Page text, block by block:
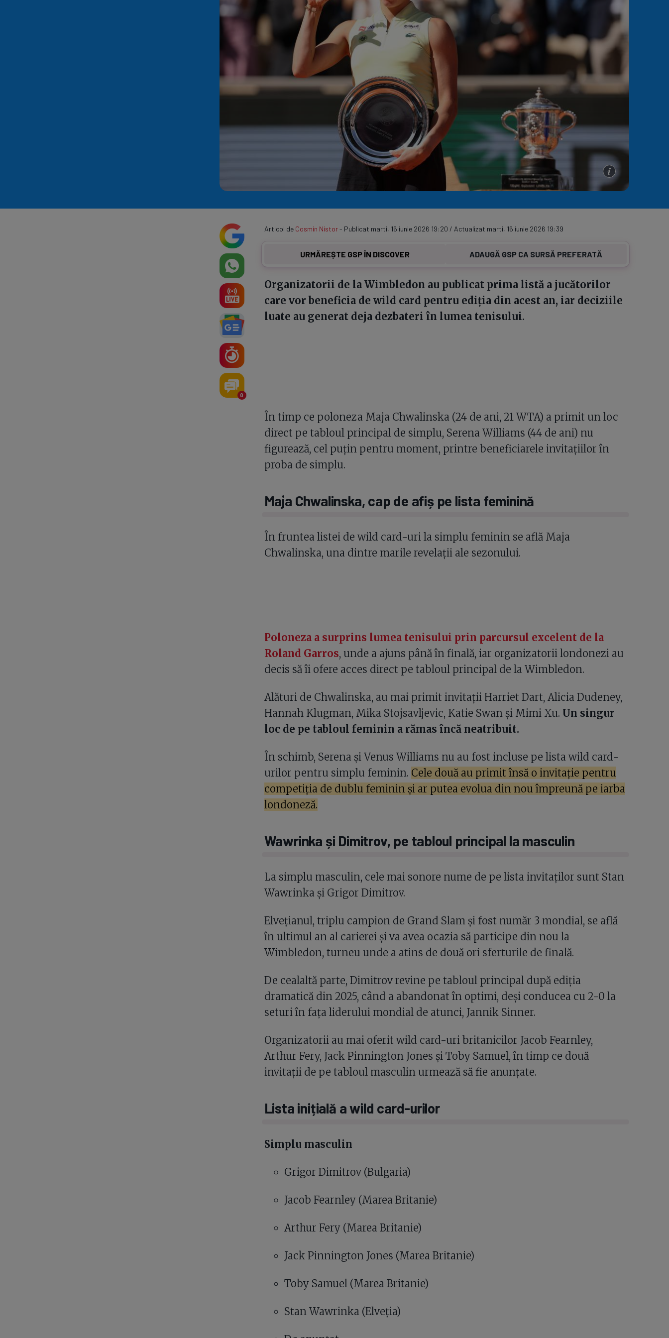
Serie A
Echipe Clasament
Program TV
0
Articol de Cosmin Nistor- Publicat marti, 16 iunie 2026 19:20 / Actualizat marti, 16 iunie 2026 19:39
URMĂREȘTE GSP ÎN DISCOVER ADAUGĂ GSP CA SURSĂ PREFERATĂ
Organizatorii de la Wimbledon au publicat prima listă a jucătorilor
care vor beneficia de wild card pentru ediția din acest an, iar deciziile
luate au generat deja dezbateri în lumea tenisului.
În timp ce poloneza Maja Chwalinska (24 de ani, 21 WTA) a primit un loc
direct pe tabloul principal de simplu, Serena Williams (44 de ani) nu
figurează, cel puțin pentru moment, printre beneficiarele invitațiilor în
proba de simplu.
Maja Chwalinska, cap de afiș pe lista feminină
În fruntea listei de wild card-uri la simplu feminin se află Maja
Chwalinska, una dintre marile revelații ale sezonului.
Poloneza a surprins lumea tenisului prin parcursul excelent de la
Roland Garros, unde a ajuns până în finală, iar organizatorii londonezi au
decis să îi ofere acces direct pe tabloul principal de la Wimbledon.
Alături de Chwalinska, au mai primit invitații Harriet Dart, Alicia Dudeney,
Hannah Klugman, Mika Stojsavljevic, Katie Swan și Mimi Xu. Un singur
loc de pe tabloul feminin a rămas încă neatribuit.
În schimb, Serena și Venus Williams nu au fost incluse pe lista wild card-
urilor pentru simplu feminin. Cele două au primit însă o invitație pentru
competiția de dublu feminin și ar putea evolua din nou împreună pe iarba
londoneză.
Wawrinka și Dimitrov, pe tabloul principal la masculin
La simplu masculin, cele mai sonore nume de pe lista invitaților sunt Stan
Wawrinka și Grigor Dimitrov.
Elvețianul, triplu campion de Grand Slam și fost număr 3 mondial, se află
în ultimul an al carierei și va avea ocazia să participe din nou la
Wimbledon, turneu unde a atins de două ori sferturile de finală.
De cealaltă parte, Dimitrov revine pe tabloul principal după ediția
dramatică din 2025, când a abandonat în optimi, deși conducea cu 2-0 la
seturi în fața liderului mondial de atunci, Jannik Sinner.
Organizatorii au mai oferit wild card-uri britanicilor Jacob Fearnley,
Arthur Fery, Jack Pinnington Jones și Toby Samuel, în timp ce două
invitații de pe tabloul masculin urmează să fie anunțate.
Lista inițială a wild card-urilor
Simplu masculin
Grigor Dimitrov (Bulgaria)
Jacob Fearnley (Marea Britanie)
Arthur Fery (Marea Britanie)
Jack Pinnington Jones (Marea Britanie)
Toby Samuel (Marea Britanie)
Stan Wawrinka (Elveția)